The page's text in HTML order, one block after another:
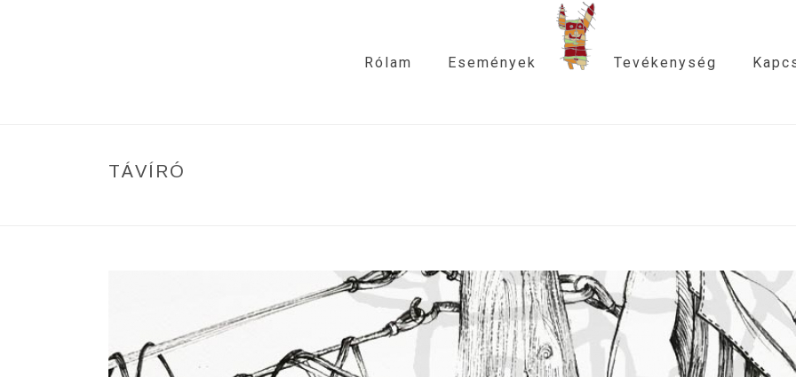
Rólam Események Tevékenység
TÁVÍRÓ